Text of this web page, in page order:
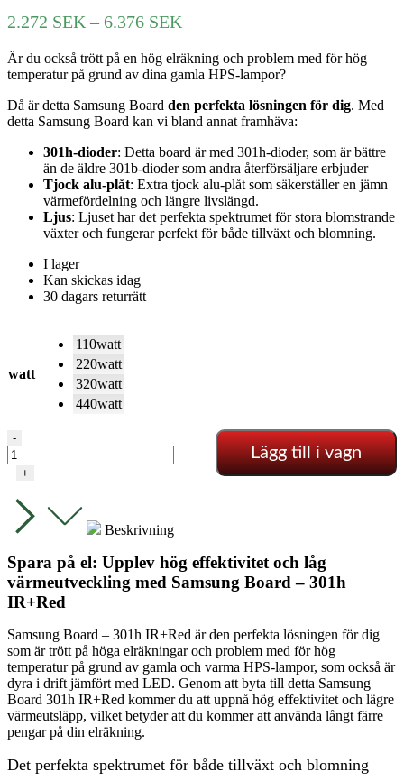
2.272 SEK – 6.376 SEK
till
6.376 SEK
Är du också trött på en hög elräkning och problem med för hög
temperatur på grund av dina gamla HPS-lampor?
Då är detta Samsung Board den perfekta lösningen för dig. Med
detta Samsung Board kan vi bland annat framhäva:
301h-dioder: Detta board är med 301h-dioder, som är bättre
än de äldre 301b-dioder som andra återförsäljare erbjuder
Tjock alu-plåt: Extra tjock alu-plåt som säkerställer en jämn
värmefördelning och längre livslängd.
Ljus: Ljuset har det perfekta spektrumet för stora blomstrande
växter och fungerar perfekt för både tillväxt och blomning.
I lager
Kan skickas idag
30 dagars returrätt
watt
110watt
220watt
320watt
440watt
Samsung
board
-
IR+Red
mängd
-
+
Lägg till i vagn
Beskrivning
Spara på el: Upplev hög effektivitet och låg
värmeutveckling med Samsung Board – 301h
IR+Red
Samsung Board – 301h IR+Red är den perfekta lösningen för dig
som är trött på höga elräkningar och problem med för hög
temperatur på grund av gamla och varma HPS-lampor, som också är
dyra i drift jämfört med LED. Genom att byta till detta Samsung
Board 301h IR+Red kommer du att uppnå hög effektivitet och lägre
värmeutsläpp, vilket betyder att du kommer att använda långt färre
pengar på din elräkning.
Det perfekta spektrumet för både tillväxt och blomning